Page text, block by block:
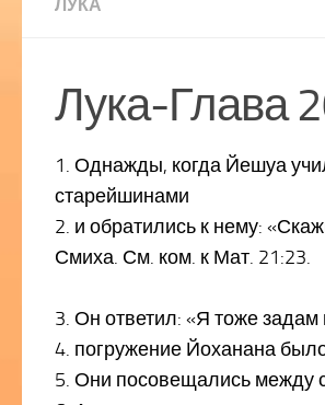
ЛУКА
Лука-Глава
1. Однажды, когда Йешуа
старейшинами
2. и обратились к нему:
Смиха. См. ком. к Мат. 21:23.
3. Он ответил: «Я тоже
4. погружение Йоханана
5. Они посовещались между